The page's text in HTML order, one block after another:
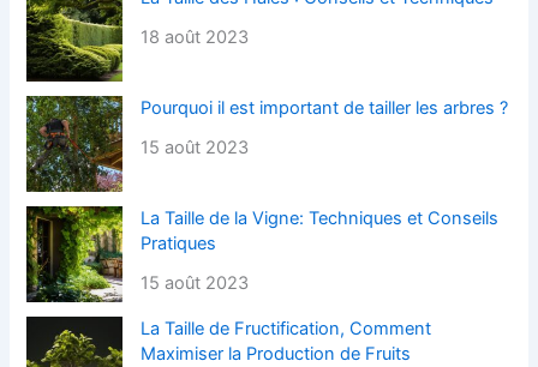
18 août 2023
Pourquoi il est important de tailler les arbres ?
15 août 2023
La Taille de la Vigne: Techniques et Conseils
Pratiques
15 août 2023
La Taille de Fructification, Comment
Maximiser la Production de Fruits